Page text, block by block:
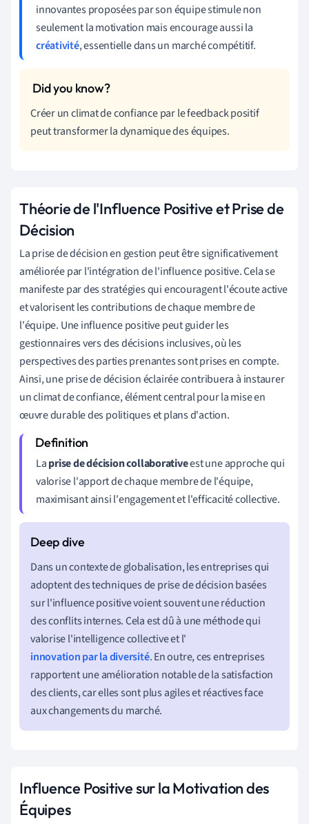
innovantes proposées par son équipe stimule non
seulement la motivation mais encourage aussi la
créativité, essentielle dans un marché compétitif.
Créer un climat de confiance par le feedback positif
peut transformer la dynamique des équipes.
Théorie de l'Influence Positive et Prise de
Décision
La prise de décision en gestion peut être significativement
améliorée par l'intégration de l'influence positive. Cela se
manifeste par des stratégies qui encouragent l'écoute active
et valorisent les contributions de chaque membre de
l'équipe. Une influence positive peut guider les
gestionnaires vers des décisions inclusives, où les
perspectives des parties prenantes sont prises en compte.
Ainsi, une prise de décision éclairée contribuera à instaurer
un climat de confiance, élément central pour la mise en
œuvre durable des politiques et plans d'action.
Laprise de décision collaborativeest une approche qui
valorise l'apport de chaque membre de l'équipe,
maximisant ainsi l'engagement et l'efficacité collective.
Dans un contexte de globalisation, les entreprises qui
adoptent des techniques de prise de décision basées
sur l'influence positive voient souvent une réduction
des conflits internes. Cela est dû à une méthode qui
valorise l'intelligence collective et l'
innovation par la diversité. En outre, ces entreprises
rapportent une amélioration notable de la satisfaction
des clients, car elles sont plus agiles et réactives face
aux changements du marché.
Influence Positive sur la Motivation des
Équipes